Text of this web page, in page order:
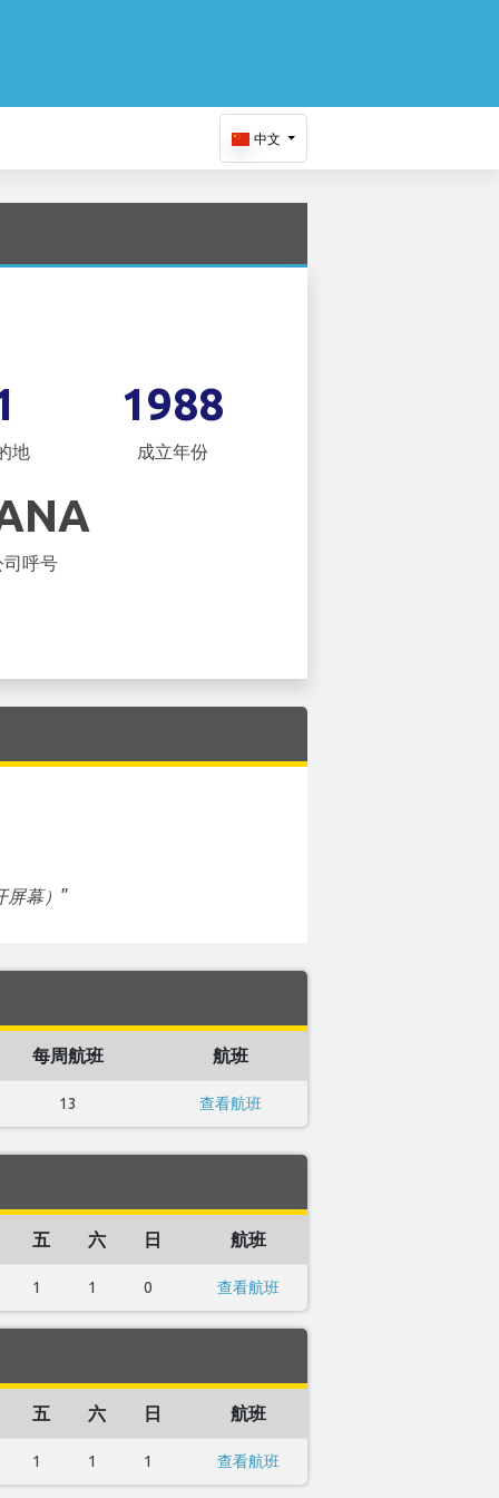
中文
地
1988
成立年份
呼号
幕） ”
每周航班 航班
13 查看航班
五 六 日 航班
1 1 0 查看航班
五 六 日 航班
1 1 1 查看航班